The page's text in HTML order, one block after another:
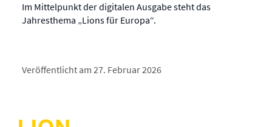
Im Mittelpunkt der digitalen Ausgabe steht das
Jahresthema „Lions für Europa“.
Veröffentlicht am 27. Februar 2026